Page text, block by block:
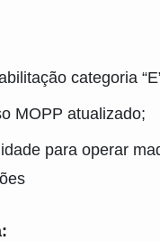
categoria
MOPP atualizado;
para operar